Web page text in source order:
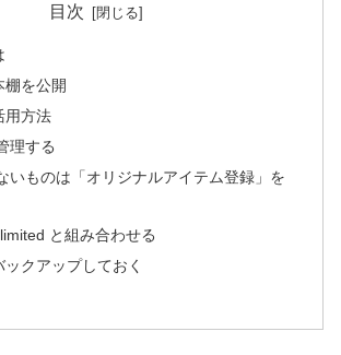
目次
棚を公開
用方法
理する
いものは「オリジナルアイテム登録」を
と組み合わせる
クアップしておく